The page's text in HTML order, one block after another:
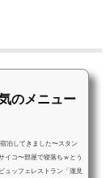
のメニュー
泊してきました〜スタン
イコ〜部屋で寝落ちｗとう
ュッフェレストラン「瀧見